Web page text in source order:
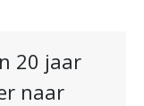
20 jaar
naar